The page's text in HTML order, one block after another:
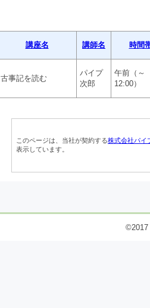
講座名 講師名 時間
古事記を読む
パイプ
次郎
午前（～
12:00）
このページは、当社が契約する株式会社パイ
表示しています。
©2017